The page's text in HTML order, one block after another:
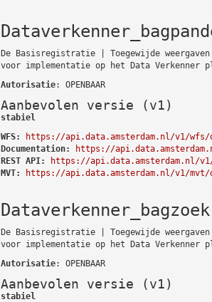
De Basisregistratie | Toegewijde
voor implementatie op het Data Verkenner
Autorisatie: OPENBAAR
Aanbevolen versie (v1)
stabiel
WFS:
https://api.data.amsterdam.nl/v1/wfs/
Documentation:
https://
REST API:
https://api.data.amsterdam.nl/v1/
MVT:
https://api.data.amsterdam.nl/v1/mvt/
Dataverkenner_bagzoek
De Basisregistratie | Toegewijde
voor implementatie op het Data Verkenner
Autorisatie: OPENBAAR
Aanbevolen versie (v1)
stabiel